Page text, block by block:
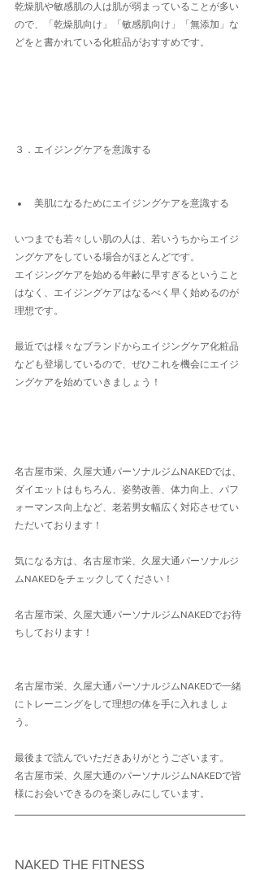
乾燥肌や敏感肌の人は肌が弱まっていることが多い
ので、「乾燥肌向け」「敏感肌向け」「無添加」な
どをと書かれている化粧品がおすすめです。
３．エイジングケアを意識する
美肌になるためにエイジングケアを意識する
いつまでも若々しい肌の人は、若いうちからエイジ
ングケアをしている場合がほとんどです。
エイジングケアを始める年齢に早すぎるということ
はなく、エイジングケアはなるべく早く始めるのが
理想です。
最近では様々なブランドからエイジングケア化粧品
なども登場しているので、ぜひこれを機会にエイジ
ングケアを始めていきましょう！
名古屋市栄、久屋大通パーソナルジムNAKEDでは、
ダイエットはもちろん、姿勢改善、体力向上、パフ
ォーマンス向上など、老若男女幅広く対応させてい
ただいております！
気になる方は、名古屋市栄、久屋大通パーソナルジ
ムNAKEDをチェックしてください！
名古屋市栄、久屋大通パーソナルジムNAKEDでお待
ちしております！
名古屋市栄、久屋大通パーソナルジムNAKEDで一緒
にトレーニングをして理想の体を手に入れましょ
う。
最後まで読んでいただきありがとうございます。
名古屋市栄、久屋大通のパーソナルジムNAKEDで皆
様にお会いできるのを楽しみにしています。
NAKED THE FITNESS